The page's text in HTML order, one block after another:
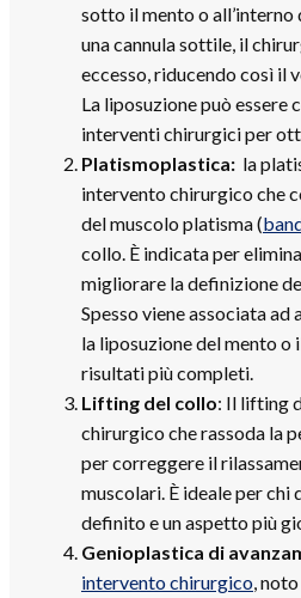
sotto il mento o
una cannula sottile, il
eccesso, riducendo così il
La liposuzione può essere
interventi chirurgici per
Platismoplastica: la
intervento chirurgico che
del muscolo platisma (
collo. È indicata per
migliorare la definizione
Spesso viene associata
la liposuzione del mento
risultati più completi.
Lifting del collo: Il lifting
chirurgico che rassoda la
per correggere il
muscolari. È ideale per chi
definito e un aspetto più
Genioplastica di
intervento chirurgico,